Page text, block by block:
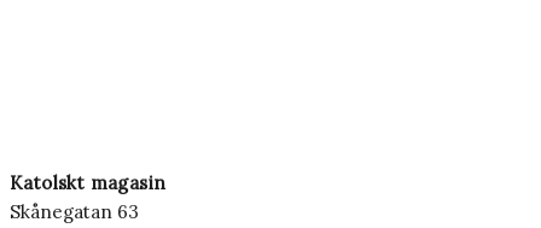
Katolskt magasin
Skånegatan 63